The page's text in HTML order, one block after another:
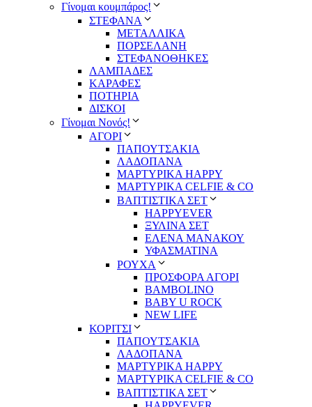
Γίνομαι κουμπάρος!
ΣΤΕΦΑΝΑ
ΜΕΤΑΛΛΙΚΑ
ΠΟΡΣΕΛΑΝΗ
ΣΤΕΦΑΝΟΘΗΚΕΣ
ΛΑΜΠΑΔΕΣ
ΚΑΡΑΦΕΣ
ΠΟΤΗΡΙΑ
ΔΙΣΚΟΙ
Γίνομαι Νονός!
ΑΓΟΡΙ
ΠΑΠΟΥΤΣΑΚΙΑ
ΛΑΔΟΠΑΝΑ
ΜΑΡΤΥΡΙΚΑ HAPPY
ΜΑΡΤΥΡΙΚΑ CELFIE & CO
ΒΑΠΤΙΣΤΙΚΑ ΣΕΤ
HAPPYEVER
ΞΥΛΙΝΑ ΣΕΤ
ΕΛΕΝΑ ΜΑΝΑΚΟΥ
ΥΦΑΣΜΑΤΙΝΑ
ΡΟΥΧΑ
ΠΡΟΣΦΟΡΑ ΑΓΟΡΙ
BAMBOLINO
BABY U ROCK
NEW LIFE
ΚΟΡΙΤΣΙ
ΠΑΠΟΥΤΣΑΚΙΑ
ΛΑΔΟΠΑΝΑ
ΜΑΡΤΥΡΙΚΑ HAPPY
ΜΑΡΤΥΡΙΚΑ CELFIE & CO
ΒΑΠΤΙΣΤΙΚΑ ΣΕΤ